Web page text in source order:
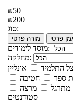
₪50
₪200
סוג:
מורה פרטי
מוסד לימודים:
מחלקה:
התלמיד
אונליין
ספר
חטיבה
מתרגל
מרצה
סטודנטים